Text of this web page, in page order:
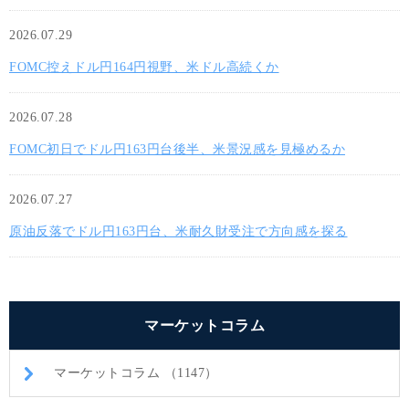
2026.07.29
FOMC控えドル円164円視野、米ドル高続くか
2026.07.28
FOMC初日でドル円163円台後半、米景況感を見極めるか
2026.07.27
原油反落でドル円163円台、米耐久財受注で方向感を探る
マーケットコラム
マーケットコラム （1147）